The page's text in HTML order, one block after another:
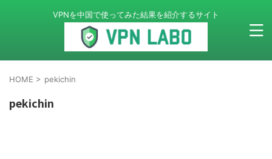
VPNを中国で使ってみた結果を紹介するサイト
HOME > pekichin
pekichin